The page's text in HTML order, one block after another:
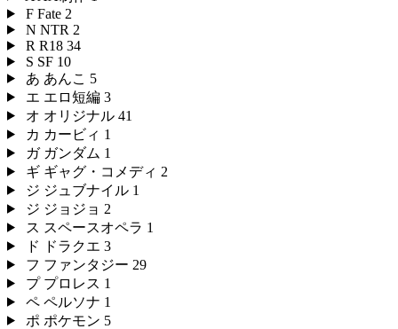
F Fate 2
N NTR 2
R R18 34
S SF 10
あ あんこ 5
エ エロ短編 3
オ オリジナル 41
カ カービィ 1
ガ ガンダム 1
ギ ギャグ・コメディ 2
ジ ジュブナイル 1
ジ ジョジョ 2
ス スペースオペラ 1
ド
ドラクエ 3
フ ファンタジー 29
プ プロレス 1
ペ ペルソナ 1
ポ ポケモン 5